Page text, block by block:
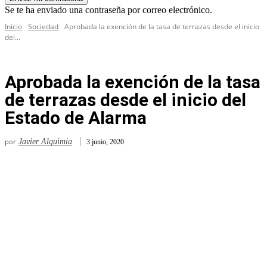
Se te ha enviado una contraseña por correo electrónico.
Inicio Sociedad Aprobada la exención de la tasa de terrazas desde el inicio
del...
Aprobada la exención de la tasa
de terrazas desde el inicio del
Estado de Alarma
por Javier Alquimia 3 junio, 2020